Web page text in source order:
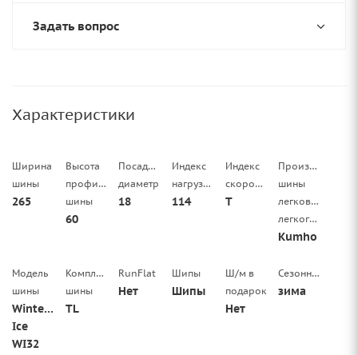
Задать вопрос
Характеристики
Ширина
шины
265
Высота
профиля
шины
60
Посадочный
диаметр
18
Индекс
нагрузки
114
Индекс
скорости
T
Производитель
шины
легковой/
легкогрузовой
Kumho
Модель
шины
WinterCraft
Ice
WI32
Комплектация
шины
TL
RunFlat
Нет
Шипы
Шипы
Ш/м в
подарок
Нет
Сезонность
зима